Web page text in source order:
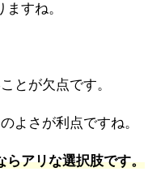
すね。
とが欠点です。
よさが利点ですね。
らアリな選択肢です。